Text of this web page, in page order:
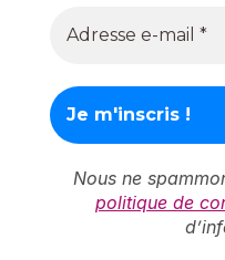
Nous ne
politique de